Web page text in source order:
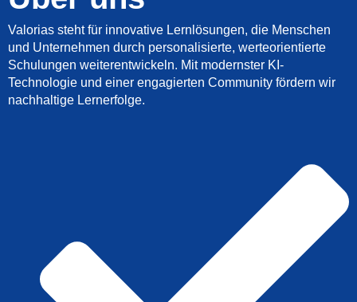
Valorias steht für innovative Lernlösungen, die Menschen
und Unternehmen durch personalisierte, werteorientierte
Schulungen weiterentwickeln. Mit modernster KI-
Technologie und einer engagierten Community fördern wir
nachhaltige Lernerfolge.